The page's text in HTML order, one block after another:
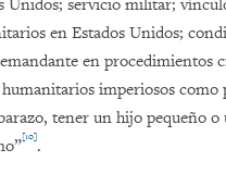
Unidos; servicio militar;
en Estados Unidos;
en procedimientos
imperiosos como
tener un hijo pequeño
[10].